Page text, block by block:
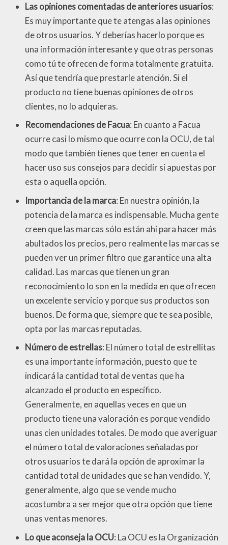
Las opiniones comentadas de anteriores usuarios:
Es muy importante que te atengas a las opiniones
de otros usuarios. Y deberías hacerlo porque es
una información interesante y que otras personas
como tú te ofrecen de forma totalmente gratuita.
Así que tendría que prestarle atención. Si el
producto no tiene buenas opiniones de otros
clientes, no lo adquieras.
Recomendaciones de Facua: En cuanto a Facua
ocurre casi lo mismo que ocurre con la OCU, de tal
modo que también tienes que tener en cuenta el
hacer uso sus consejos para decidir si apuestas por
esta o aquella opción.
Importancia de la marca: En nuestra opinión, la
potencia de la marca es indispensable. Mucha gente
creen que las marcas sólo están ahí para hacer más
abultados los precios, pero realmente las marcas se
pueden ver un primer filtro que garantice una alta
calidad. Las marcas que tienen un gran
reconocimiento lo son en la medida en que ofrecen
un excelente servicio y porque sus productos son
buenos. De forma que, siempre que te sea posible,
opta por las marcas reputadas.
Número de estrellas: El número total de estrellitas
es una importante información, puesto que te
indicará la cantidad total de ventas que ha
alcanzado el producto en específico.
Generalmente, en aquellas veces en que un
producto tiene una valoración es porque vendido
unas cien unidades totales. De modo que averiguar
el número total de valoraciones señaladas por
otros usuarios te dará la opción de aproximar la
cantidad total de unidades que se han vendido. Y,
generalmente, algo que se vende mucho
acostumbra a ser mejor que otra opción que tiene
unas ventas menores.
Lo que aconseja la OCU: La OCU es la Organización